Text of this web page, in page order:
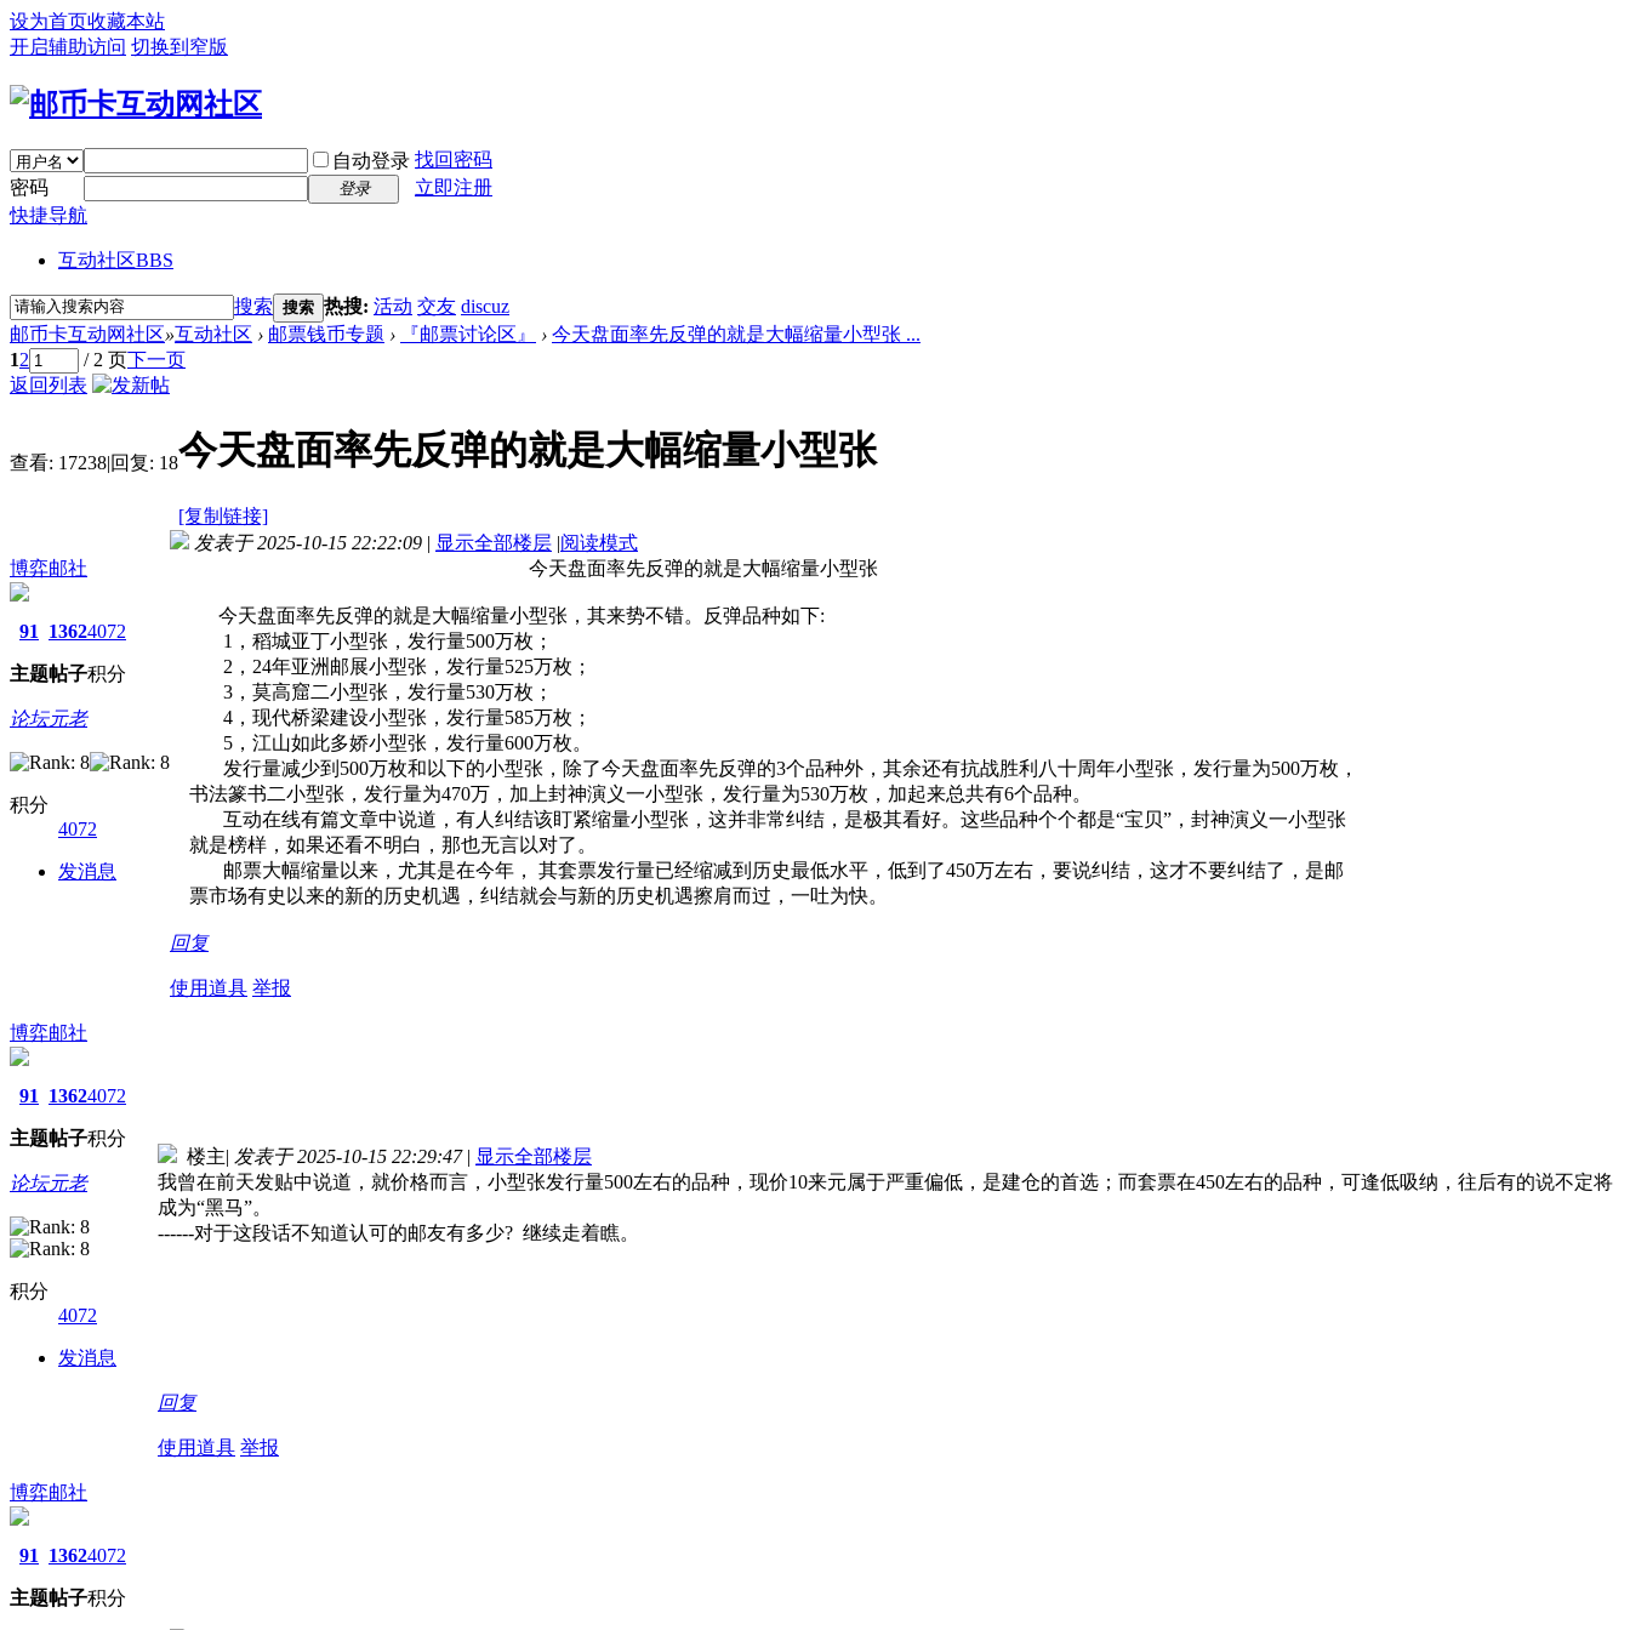
设为首页收藏本站
开启辅助访问 切换到窄版
自动登录 找回密码
密码
登录
立即注册
快捷导航
互动社区BBS
搜索 搜索 热搜: 活动 交友 discuz
邮币卡互动网社区»互动社区 › 邮票钱币专题 › 『邮票讨论区』 › 今天盘面率先反弹的就是大幅缩量小型张 ...
12 / 2 页下一页
返回列表
查看: 17238|回复: 18今天盘面率先反弹的就是大幅缩量小型张
[复制链接]
博弈邮社
91
主题
1362
帖子
4072
积分
论坛元老
积分
4072
发消息
发表于 2025-10-15 22:22:09 | 显示全部楼层 |阅读模式
今天盘面率先反弹的就是大幅缩量小型张
今天盘面率先反弹的就是大幅缩量小型张，其来势不错。反弹品种如下:
1，稻城亚丁小型张，发行量500万枚；
2，24年亚洲邮展小型张，发行量525万枚；
3，莫高窟二小型张，发行量530万枚；
4，现代桥梁建设小型张，发行量585万枚；
5，江山如此多娇小型张，发行量600万枚。
发行量减少到500万枚和以下的小型张，除了今天盘面率先反弹的3个品种外，其余还有抗战胜利八十周年小型张，发行量为500万枚，
书法篆书二小型张，发行量为470万，加上封神演义一小型张，发行量为530万枚，加起来总共有6个品种。
互动在线有篇文章中说道，有人纠结该盯紧缩量小型张，这并非常纠结，是极其看好。这些品种个个都是“宝贝”，封神演义一小型张
就是榜样，如果还看不明白，那也无言以对了。
邮票大幅缩量以来，尤其是在今年， 其套票发行量已经缩减到历史最低水平，低到了450万左右，要说纠结，这才不要纠结了，是邮
票市场有史以来的新的历史机遇，纠结就会与新的历史机遇擦肩而过，一吐为快。
回复
使用道具 举报
博弈邮社
91
主题
1362
帖子
4072
积分
论坛元老
积分
4072
发消息
楼主| 发表于 2025-10-15 22:29:47 | 显示全部楼层
我曾在前天发贴中说道，就价格而言，小型张发行量500左右的品种，现价10来元属于严重偏低，是建仓的首选；而套票在450左右的品种，可逢低吸纳，往后有的说不定将
成为“黑马”。
------对于这段话不知道认可的邮友有多少? 继续走着瞧。
回复
使用道具 举报
博弈邮社
91
主题
1362
帖子
4072
积分